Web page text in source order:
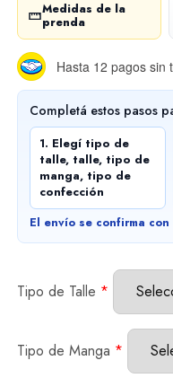
Medidas de la
prenda
Hasta 12 pagos sin
Completá estos pasos
1. Elegí tipo de
talle, talle, tipo de
manga, tipo de
confección
El envío se confirma
Tipo de Talle *
Tipo de Manga *